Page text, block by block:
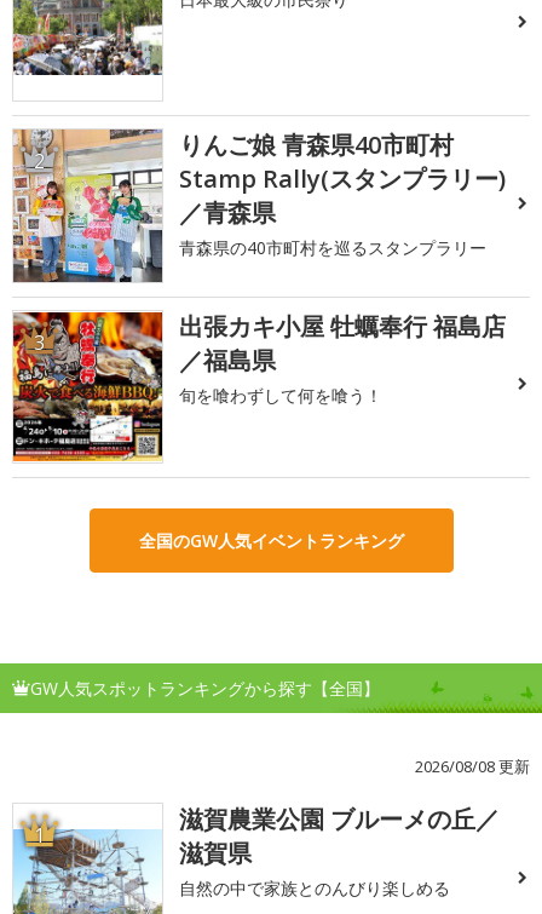
2
りんご娘 青森県40市町村
Stamp Rally(スタンプラリー)
／青森県
青森県の40市町村を巡るスタンプラリー
3
出張カキ小屋 牡蠣奉行 福島店
／福島県
旬を喰わずして何を喰う！
全国のGW人気イベントランキング
GW人気スポットランキングから探す【全国】
2026/08/08 更新
1
滋賀農業公園 ブルーメの丘／
滋賀県
自然の中で家族とのんびり楽しめる